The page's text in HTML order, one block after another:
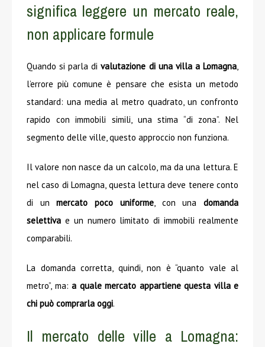
significa leggere un mercato reale,
non applicare formule
Quando si parla divalutazione di una villa a Lomagna,
l’errore più comune è pensare che esista un metodo
standard: una media al metro quadrato, un confronto
rapido con immobili simili, una stima “di zona”. Nel
segmento delle ville, questo approccio non funziona.
Il valore non nasce da un calcolo, ma da una lettura. E
nel caso di Lomagna, questa lettura deve tenere conto
di unmercato poco uniforme, con unadomanda
selettiva e un numero limitato di immobili realmente
comparabili.
La domanda corretta, quindi, non è “quanto vale al
metro”, ma: a quale mercato appartiene questa villa e
chi può comprarla oggi.
Il mercato delle ville a Lomagna: